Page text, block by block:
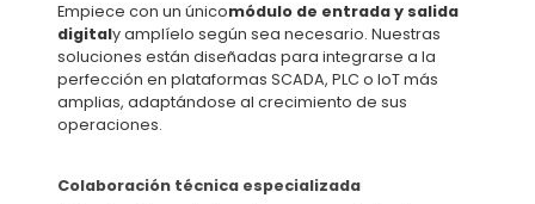
Empiece con un únicomódulo de entrada y salida
digitaly amplíelo según sea necesario. Nuestras
soluciones están diseñadas para integrarse a la
perfección en plataformas SCADA, PLC o IoT más
amplias, adaptándose al crecimiento de sus
operaciones.
Colaboración técnica especializada